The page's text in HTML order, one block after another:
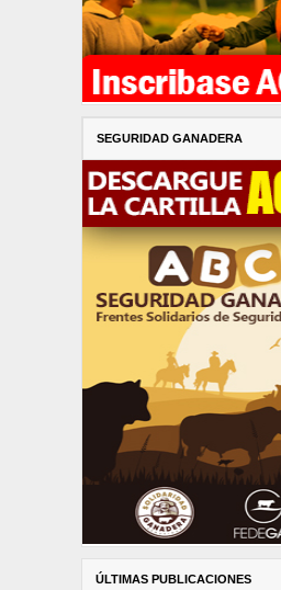
SEGURIDAD GANADERA
ÚLTIMAS PUBLICACIONES